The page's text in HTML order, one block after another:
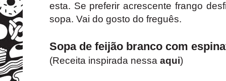
esta. Se preferir acrescente frango
sopa. Vai do gosto do freguês.
Sopa de feijão branco com
(Receita inspirada nessa aqui)